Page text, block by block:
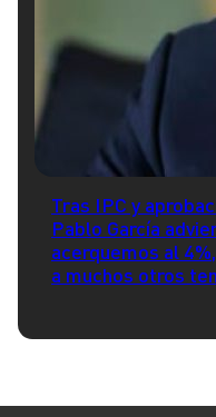
Tras IPC y
Pablo García
acerquemos al
a muchos otros